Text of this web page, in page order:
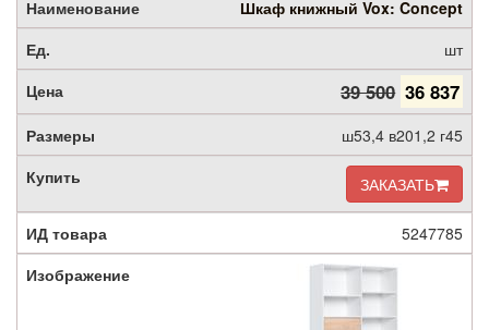
Шкаф книжный Vox: Concept
шт
39 500 36 837
ш53,4 в201,2 г45
ЗАКАЗАТЬ
5247785